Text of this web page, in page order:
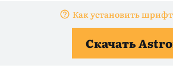
Как установить
Скачать